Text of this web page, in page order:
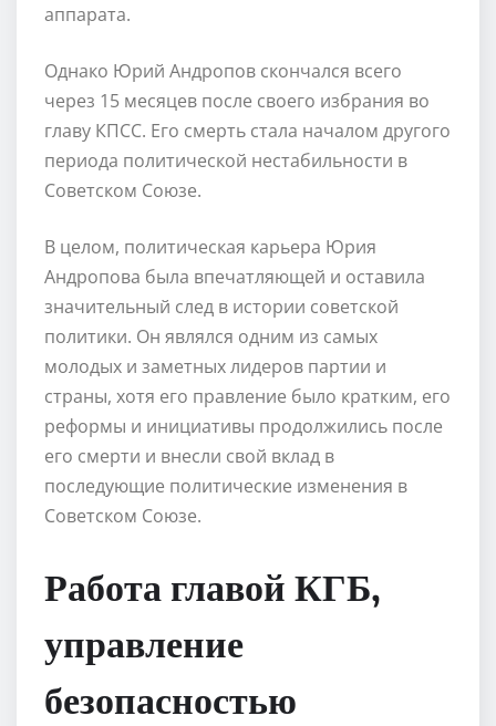
аппарата.
Однако Юрий Андропов скончался всего
через 15 месяцев после своего избрания во
главу КПСС. Его смерть стала началом другого
периода политической нестабильности в
Советском Союзе.
В целом, политическая карьера Юрия
Андропова была впечатляющей и оставила
значительный след в истории советской
политики. Он являлся одним из самых
молодых и заметных лидеров партии и
страны, хотя его правление было кратким, его
реформы и инициативы продолжились после
его смерти и внесли свой вклад в
последующие политические изменения в
Советском Союзе.
Работа главой КГБ,
управление
безопасностью